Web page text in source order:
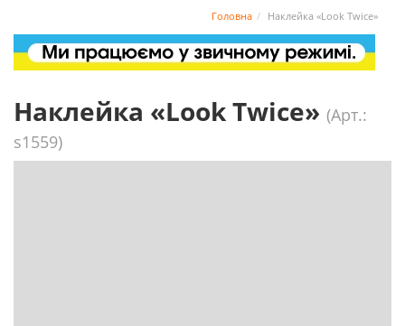
Головна Наклейка «Look Twice»
Наклейка «Look Twice» (Арт.:
s1559)